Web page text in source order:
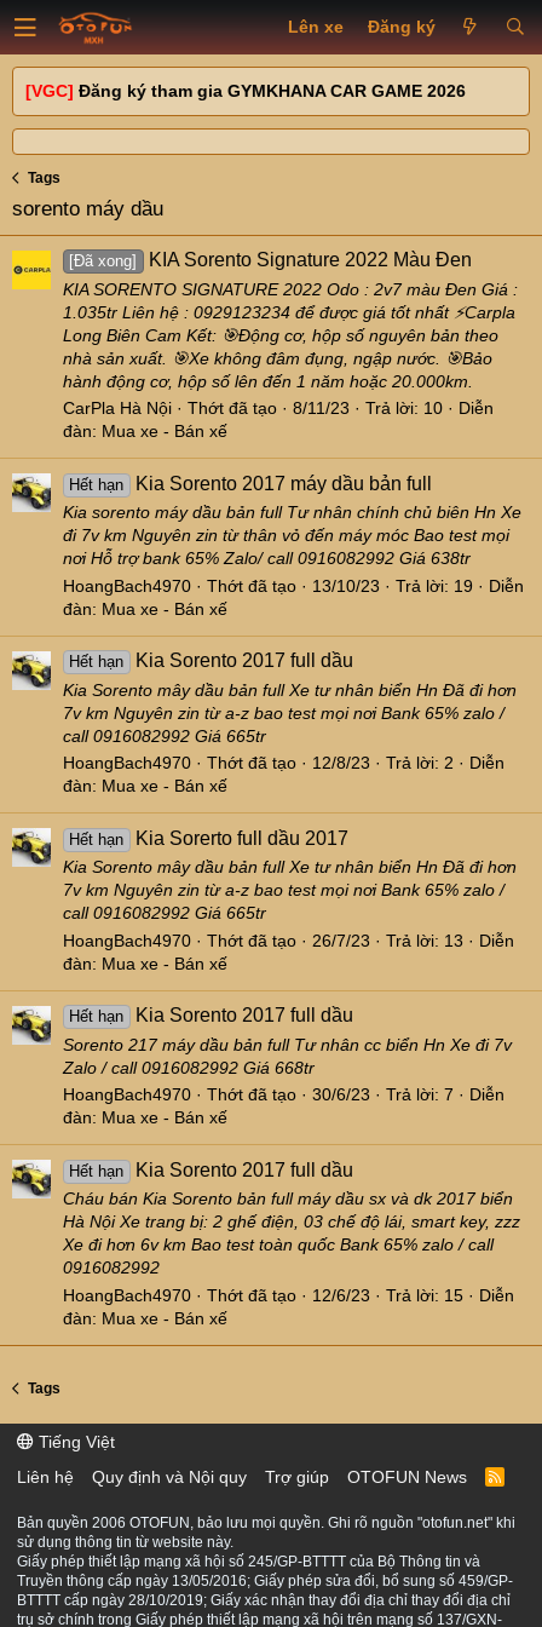
Lên xe Đăng ký
[VGC] Đăng ký tham gia GYMKHANA CAR GAME 2026
Tags
sorento máy dầu
[Đã xong] KIA Sorento Signature 2022 Màu Đen
KIA SORENTO SIGNATURE 2022 Odo : 2v7 màu Đen Giá :
1.035tr Liên hệ : 0929123234 để được giá tốt nhất ⚡Carpla
Long Biên Cam Kết: 🎯Động cơ, hộp số nguyên bản theo
nhà sản xuất. 🎯Xe không đâm đụng, ngập nước. 🎯Bảo
hành động cơ, hộp số lên đến 1 năm hoặc 20.000km.
CarPla Hà Nội
Thớt đã tạo 8/11/23 Trả lời: 10
Diễn
đàn: Mua xe - Bán xế
Hết hạn Kia Sorento 2017 máy dầu bản full
Kia sorento máy dầu bản full Tư nhân chính chủ biên Hn Xe
đi 7v km Nguyên zin từ thân vỏ đến máy móc Bao test mọi
nơi Hỗ trợ bank 65% Zalo/ call 0916082992 Giá 638tr
HoangBach4970
Thớt đã tạo 13/10/23 Trả lời: 19
Diễn
đàn: Mua xe - Bán xế
Hết hạn Kia Sorento 2017 full dầu
Kia Sorento mây dầu bản full Xe tư nhân biển Hn Đã đi hơn
7v km Nguyên zin từ a-z bao test mọi nơi Bank 65% zalo /
call 0916082992 Giá 665tr
HoangBach4970
Thớt đã tạo 12/8/23 Trả lời: 2
Diễn
đàn: Mua xe - Bán xế
Hết hạn Kia Sorerto full dầu 2017
Kia Sorento mây dầu bản full Xe tư nhân biển Hn Đã đi hơn
7v km Nguyên zin từ a-z bao test mọi nơi Bank 65% zalo /
call 0916082992 Giá 665tr
HoangBach4970
Thớt đã tạo 26/7/23 Trả lời: 13
Diễn
đàn: Mua xe - Bán xế
Hết hạn Kia Sorento 2017 full dầu
Sorento 217 máy dầu bản full Tư nhân cc biển Hn Xe đi 7v
Zalo / call 0916082992 Giá 668tr
HoangBach4970
Thớt đã tạo 30/6/23 Trả lời: 7
Diễn
đàn: Mua xe - Bán xế
Hết hạn Kia Sorento 2017 full dầu
Cháu bán Kia Sorento bản full máy dầu sx và dk 2017 biển
Hà Nội Xe trang bị: 2 ghế điện, 03 chế độ lái, smart key, zzz
Xe đi hơn 6v km Bao test toàn quốc Bank 65% zalo / call
0916082992
HoangBach4970
Thớt đã tạo 12/6/23 Trả lời: 15
Diễn
đàn: Mua xe - Bán xế
Tags
Tiếng Việt
Liên hệ
Quy định và Nội quy Trợ giúp OTOFUN News
R
S
Bản quyền 2006 OTOFUN, bảo lưu mọi quyền. Ghi rõ nguồn "otofun.net" khi
sử dụng thông tin từ website này.
Giấy phép thiết lập mạng xã hội số 245/GP-BTTTT của Bộ Thông tin và
Truyền thông cấp ngày 13/05/2016; Giấy phép sửa đổi, bổ sung số 459/GP-
BTTTT cấp ngày 28/10/2019; Giấy xác nhận thay đổi địa chỉ thay đổi địa chỉ
trụ sở chính trong Giấy phép thiết lập mạng xã hội trên mạng số 137/GXN-